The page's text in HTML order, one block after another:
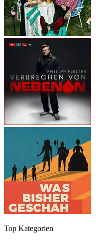
Top Kategorien